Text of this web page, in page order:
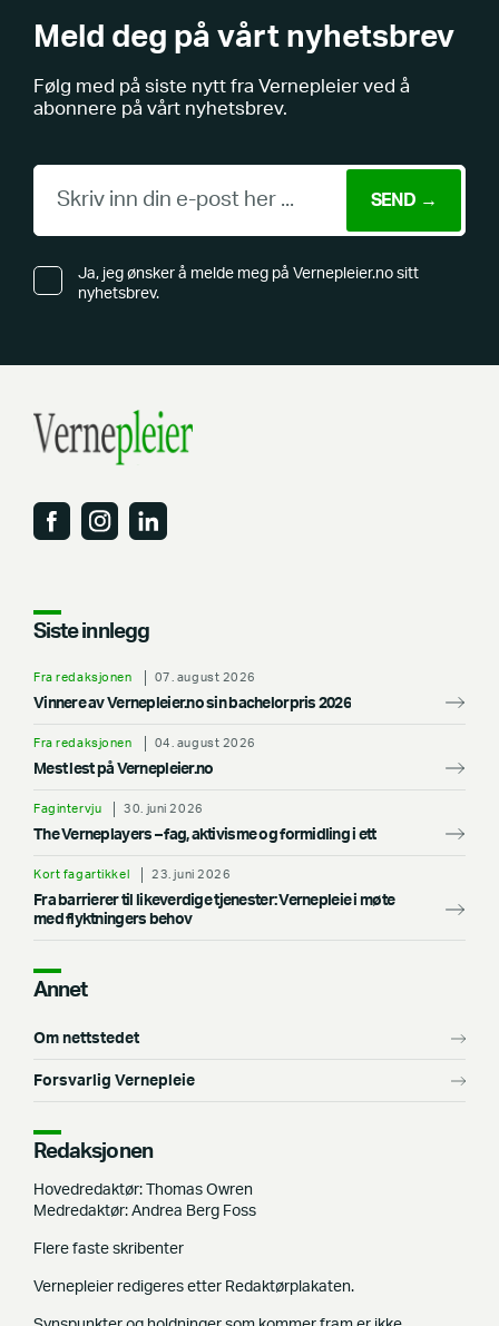
Meld deg på vårt nyhetsbrev
Følg med på siste nytt fra Vernepleier ved å
abonnere på vårt nyhetsbrev.
Ja, jeg ønsker å melde meg på Vernepleier.no sitt
nyhetsbrev.
Siste innlegg
Fra redaksjonen 07. august 2026
Vinnere av Vernepleier.no sin bachelorpris 2026
Fra redaksjonen 04. august 2026
Mest lest på Vernepleier.no
Fagintervju 30. juni 2026
The Verneplayers – fag, aktivisme og formidling i ett
Kort fagartikkel 23. juni 2026
Fra barrierer til likeverdige tjenester: Vernepleie i møte
med flyktningers behov
Annet
Om nettstedet
Forsvarlig Vernepleie
Redaksjonen
Hovedredaktør: Thomas Owren
Medredaktør: Andrea Berg Foss
Flere faste skribenter
Vernepleier redigeres etter Redaktørplakaten.